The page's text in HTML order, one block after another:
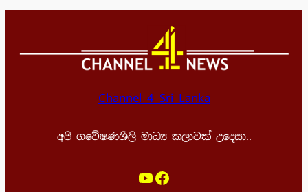
Channel 4 Sri Lanka
අපි ගවේෂණශීලි මාධ්‍ය කලාවක් උදෙසා..
YouTube Facebook